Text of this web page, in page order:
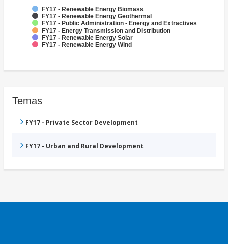
FY17 - Renewable Energy Biomass
FY17 - Renewable Energy Geothermal
FY17 - Public Administration - Energy and Extractives
FY17 - Energy Transmission and Distribution
FY17 - Renewable Energy Solar
FY17 - Renewable Energy Wind
Temas
FY17 - Private Sector Development
FY17 - Urban and Rural Development